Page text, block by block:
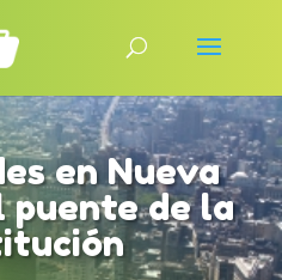
en Nueva
puente de la